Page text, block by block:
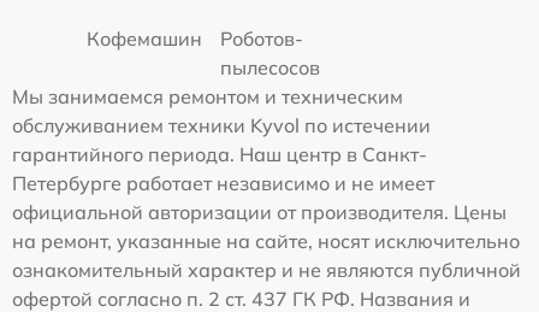
Кофемашин
Роботов-
пылесосов
Мы занимаемся ремонтом и техническим
обслуживанием техники Kyvol по истечении
гарантийного периода. Наш центр в Санкт-
Петербурге работает независимо и не имеет
официальной авторизации от производителя. Цены
на ремонт, указанные на сайте, носят исключительно
ознакомительный характер и не являются публичной
офертой согласно п. 2 ст. 437 ГК РФ. Названия и